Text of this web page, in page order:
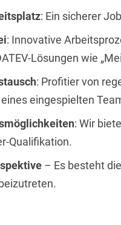
: Ein sicherer
: Innovative
Lösungen wie
: Profitier von
eingespielten
: Wir
Qualifikation.
– Es besteht